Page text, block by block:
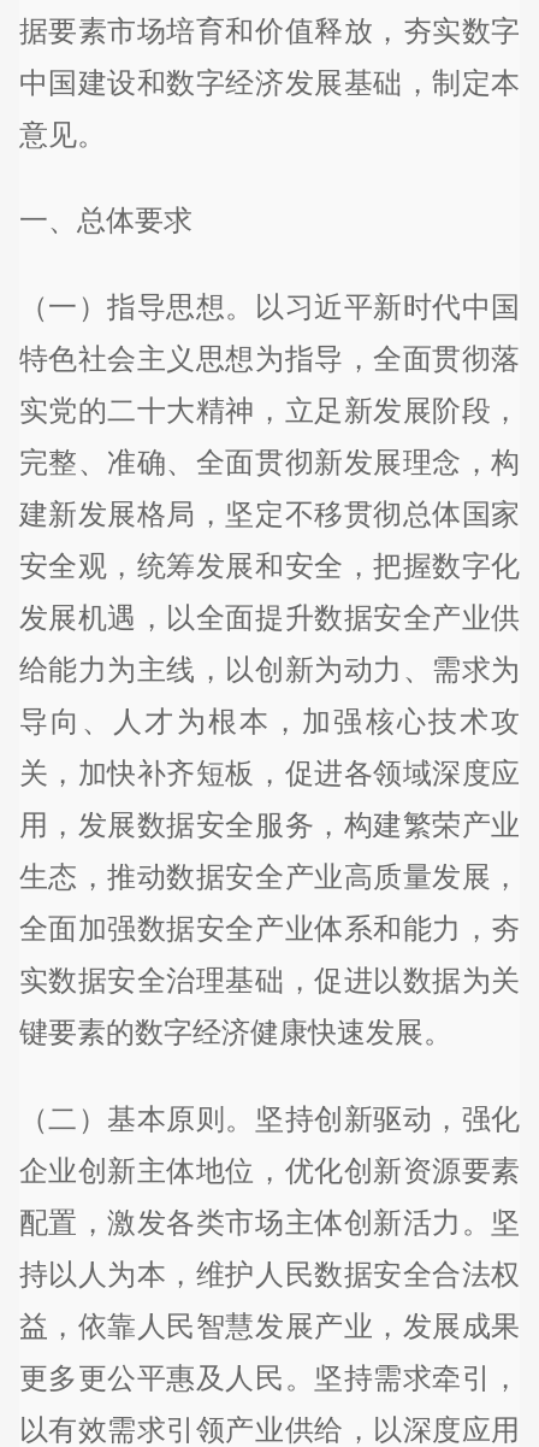
据要素市场培育和价值释放，夯实数字
中国建设和数字经济发展基础，制定本
意见。
一、总体要求
（一）指导思想。以习近平新时代中国
特色社会主义思想为指导，全面贯彻落
实党的二十大精神，立足新发展阶段，
完整、准确、全面贯彻新发展理念，构
建新发展格局，坚定不移贯彻总体国家
安全观，统筹发展和安全，把握数字化
发展机遇，以全面提升数据安全产业供
给能力为主线，以创新为动力、需求为
导向、人才为根本，加强核心技术攻
关，加快补齐短板，促进各领域深度应
用，发展数据安全服务，构建繁荣产业
生态，推动数据安全产业高质量发展，
全面加强数据安全产业体系和能力，夯
实数据安全治理基础，促进以数据为关
键要素的数字经济健康快速发展。
（二）基本原则。坚持创新驱动，强化
企业创新主体地位，优化创新资源要素
配置，激发各类市场主体创新活力。坚
持以人为本，维护人民数据安全合法权
益，依靠人民智慧发展产业，发展成果
更多更公平惠及人民。坚持需求牵引，
以有效需求引领产业供给，以深度应用